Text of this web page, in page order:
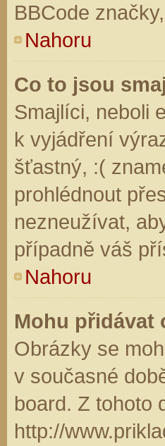
BBCode
Nahoru
Co to jsou
Smajlíci, neboli
k vyjádření
šťastný, :(
prohlédnout
nezneužívat,
případně váš
Nahoru
Mohu přidávat
Obrázky se
v současné
board. Z tohoto
http://